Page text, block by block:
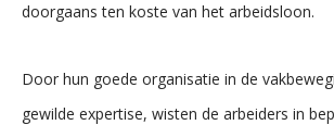
doorgaans ten koste van het arbeidsloon.
Door hun goede organisatie in de
gewilde expertise, wisten de arbeiders in